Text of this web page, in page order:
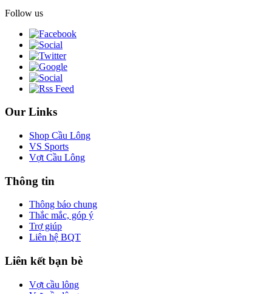
Follow us
Our Links
Shop Cầu Lông
VS Sports
Vợt Cầu Lông
Thông tin
Thông báo chung
Thắc mắc, góp ý
Trợ giúp
Liên hệ BQT
Liên kết bạn bè
Vợt cầu lông